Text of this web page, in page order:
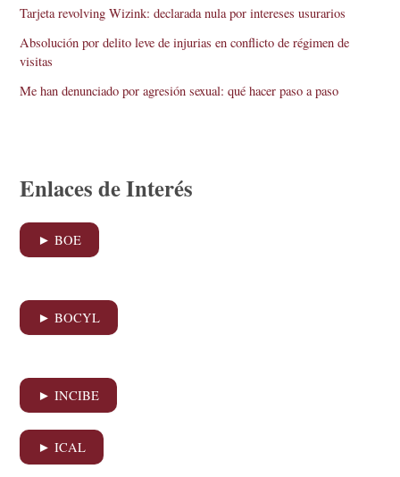
Tarjeta revolving Wizink: declarada nula por intereses usurarios
Absolución por delito leve de injurias en conflicto de régimen de
visitas
Me han denunciado por agresión sexual: qué hacer paso a paso
Enlaces de Interés
► BOE
► BOCYL
► INCIBE
► ICAL